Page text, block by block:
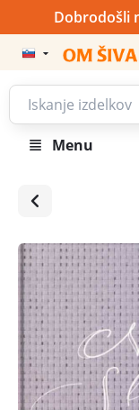
Dobrodošli
Menu